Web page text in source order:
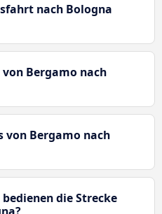
nach Bologna
Bergamo nach
von Bergamo nach
die Strecke